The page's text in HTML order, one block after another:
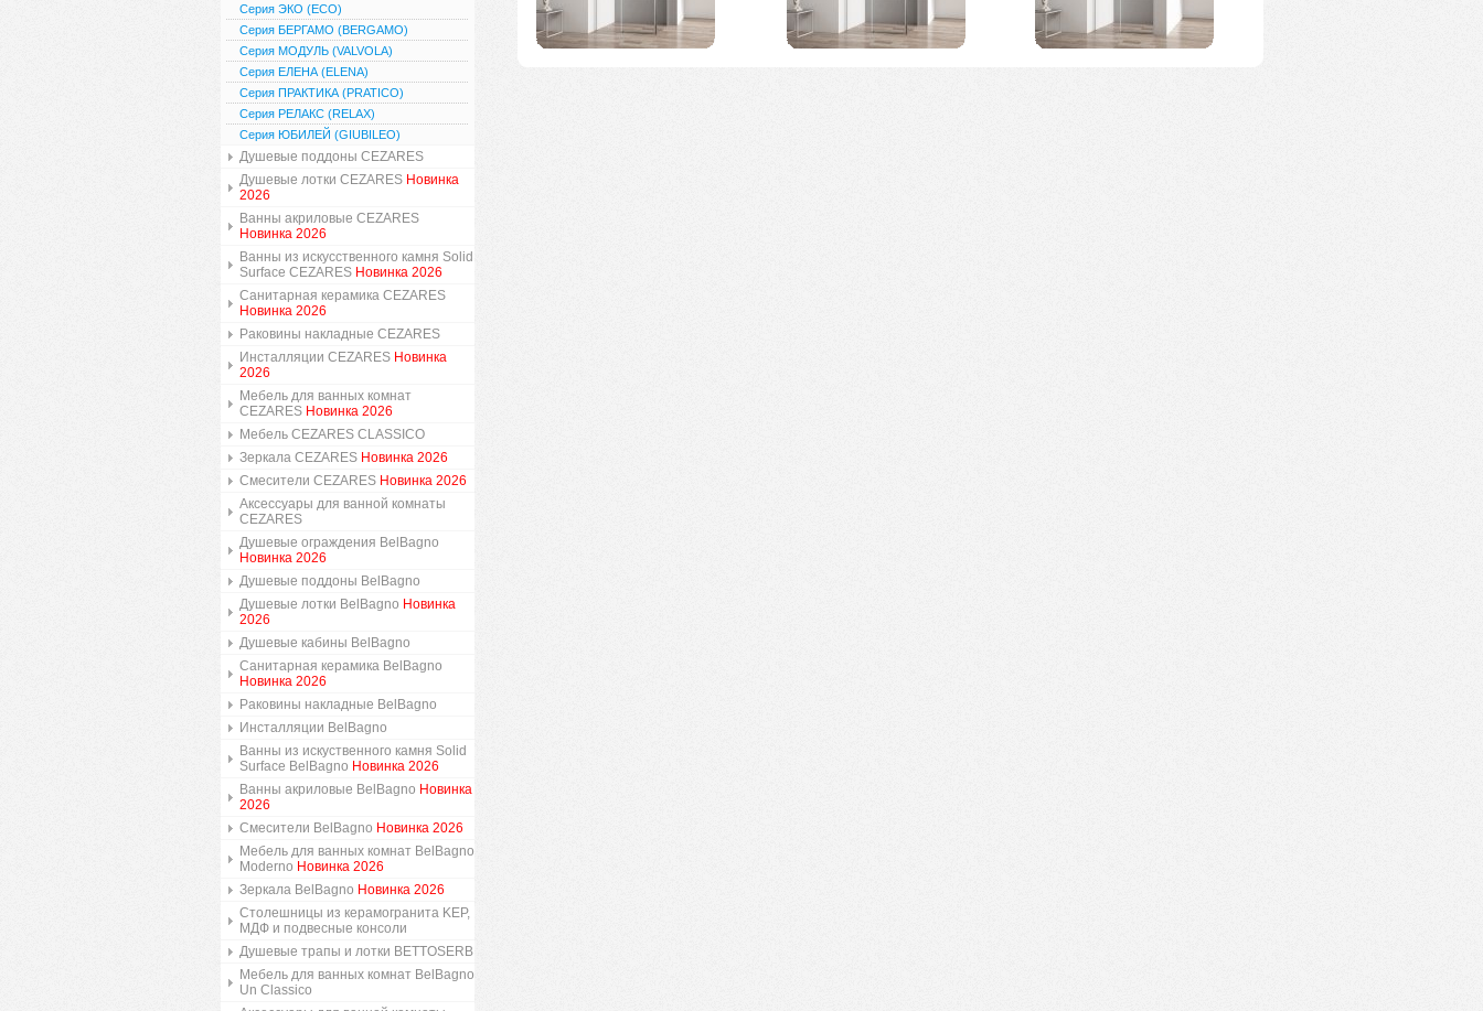
Серия ЭКО (ECO)
Серия БЕРГАМО (BERGAMO)
Серия МОДУЛЬ (VALVOLA)
Серия ЕЛЕНА (ELENA)
Серия ПРАКТИКА (PRATICO)
Серия РЕЛАКС (RELAX)
Серия ЮБИЛЕЙ (GIUBILEO)
Душевые поддоны CEZARES
Душевые лотки CEZARES Новинка
2026
Ванны акриловые CEZARES
Новинка 2026
Ванны из искусственного камня Solid
Surface CEZARES Новинка 2026
Санитарная керамика CEZARES
Новинка 2026
Раковины накладные CEZARES
Инсталляции CEZARES Новинка
2026
Мебель для ванных комнат
CEZARES Новинка 2026
Мебель CEZARES CLASSICO
Зеркала CEZARES Новинка 2026
Смесители CEZARES Новинка 2026
Аксессуары для ванной комнаты
CEZARES
Душевые ограждения BelBagno
Новинка 2026
Душевые поддоны BelBagno
Душевые лотки BelBagno Новинка
2026
Душевые кабины BelBagno
Санитарная керамика BelBagno
Новинка 2026
Раковины накладные BelBagno
Инсталляции BelBagno
Ванны из искуственного камня Solid
Surface BelBagno Новинка 2026
Ванны акриловые BelBagno Новинка
2026
Смесители BelBagno Новинка 2026
Мебель для ванных комнат BelBagno
Moderno Новинка 2026
Зеркала BelBagno Новинка 2026
Столешницы из керамогранита KEP,
МДФ и подвесные консоли
Душевые трапы и лотки BETTOSERB
Мебель для ванных комнат BelBagno
Un Classico